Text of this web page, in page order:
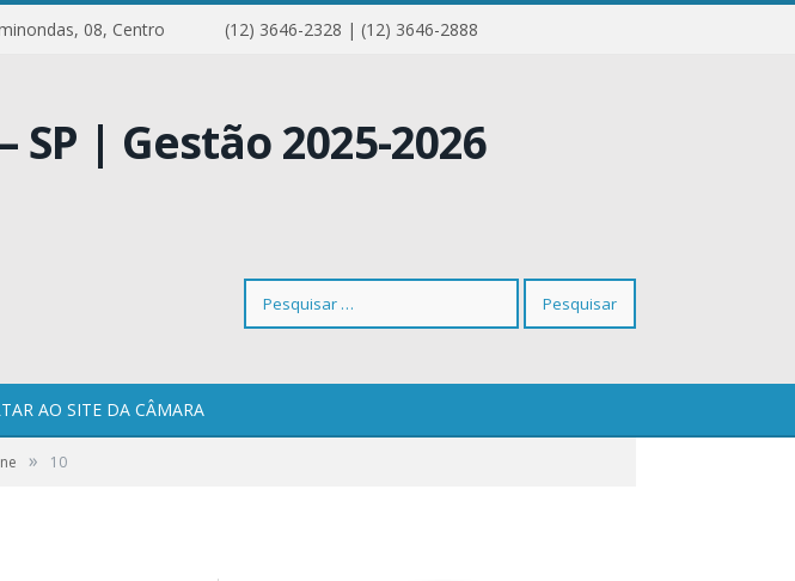
08, Centro (12) 3646-2328 | (12) 3646-2888
Pesquisar
AO SITE DA CÂMARA
» 10